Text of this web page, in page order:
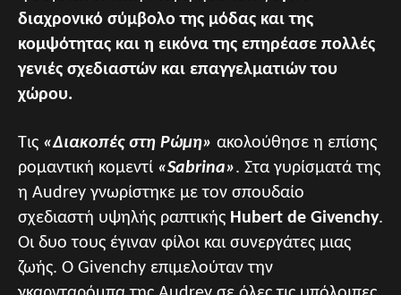
διαχρονικό σύμβολο της μόδας και της
κομψότητας και η εικόνα της επηρέασε πολλές
γενιές σχεδιαστών και επαγγελματιών του
χώρου.
Τις «Διακοπές στη Ρώμη» ακολούθησε η επίσης
ρομαντική κομεντί «Sabrina». Στα γυρίσματά της
η Audrey γνωρίστηκε με τον σπουδαίο
σχεδιαστή υψηλής ραπτικής Hubert de Givenchy.
Οι δυο τους έγιναν φίλοι και συνεργάτες μιας
ζωής. Ο Givenchy επιμελούταν την